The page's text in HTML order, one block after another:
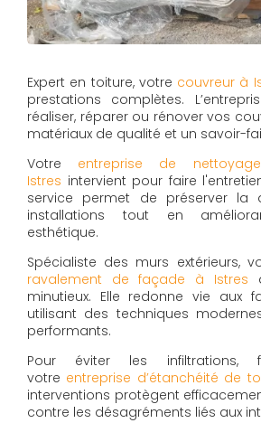
Expert en toiture, votre couvreur à
prestations complètes.
réaliser, réparer ou rénover vos
matériaux de qualité et un savoir-
Votre entreprise de
Istres intervient pour faire
service permet de préserver la
installations tout en
esthétique.
Spécialiste des murs extérieurs,
ravalement de façade à Istres
minutieux. Elle redonne vie aux
utilisant des techniques
performants.
Pour éviter les
votre entreprise d’étanchéité de
interventions protègent
contre les désagréments liés aux